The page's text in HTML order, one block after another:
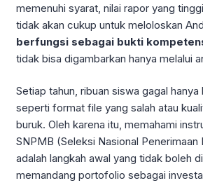
memenuhi syarat, nilai rapor yang
tidak akan cukup untuk meloloskan
berfungsi sebagai bukti
tidak bisa digambarkan hanya melalui
Setiap tahun, ribuan siswa gagal
seperti format file yang salah atau
buruk. Oleh karena itu, memahami
SNPMB (Seleksi Nasional Penerimaan
adalah langkah awal yang tidak boleh
memandang portofolio sebagai